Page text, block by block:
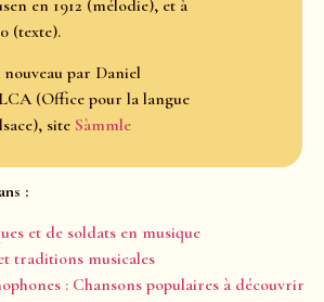
en 1912 (mélodie), et à
(texte).
par Daniel
(Office pour la langue
site Sàmmle
:
et de soldats en musique
traditions musicales
: Chansons populaires à découvrir